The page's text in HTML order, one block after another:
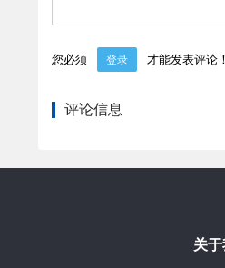
您必须 登录 才能发表评论！
评论信息
关